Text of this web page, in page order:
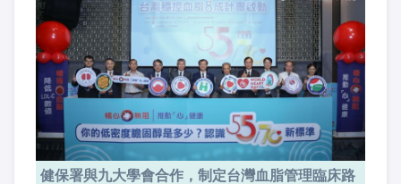
健保署與九大學會合作，制定台灣血脂管理臨床路